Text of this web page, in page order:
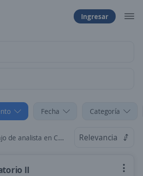
Ingresar
Fecha Categoría
en Cajicá, Cundinamarca Relevancia
II